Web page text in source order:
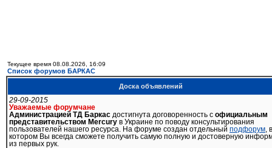
Текущее время 08.08.2026, 16:09
Список форумов БАРКАС
Доска объявлений
29-09-2015
Уважаемые форумчане
Администрацией ТД Баркас достигнута договоренность с официальным
представительством Mercury в Украине по поводу консультирования
пользователей нашего ресурса. На форуме создан отдельный подфорум , в
котором Вы всегда сможете получить самую полную и достоверную
из первых рук.